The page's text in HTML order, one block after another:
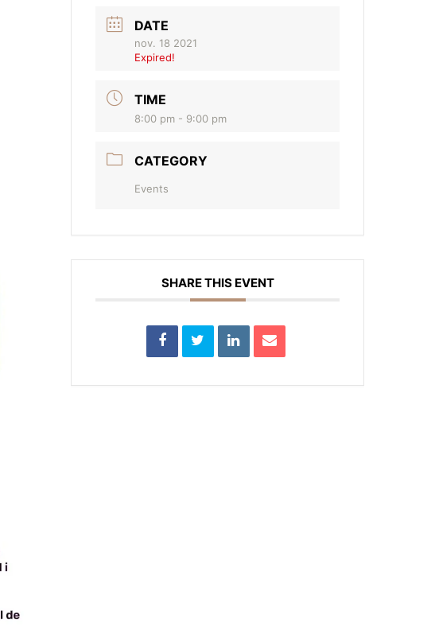
DATE
nov. 18 2021
Expired!
TIME
8:00 pm - 9:00 pm
CATEGORY
Events
SHARE THIS EVENT